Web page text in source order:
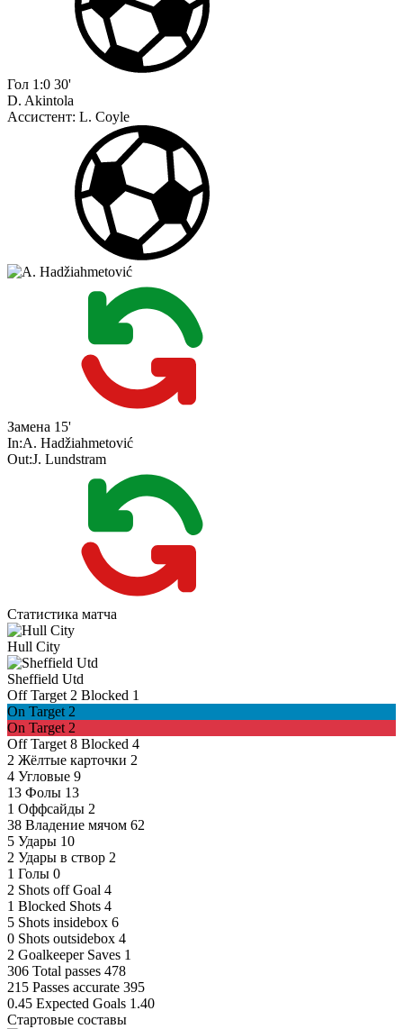
Гол 1:0 30'
D. Akintola
Ассистент: L. Coyle
Замена 15'
In:A. Hadžiahmetović
Out:J. Lundstram
Статистика матча
Hull City
Sheffield Utd
Off Target 2 Blocked 1
On Target 2
On Target 2
Off Target 8 Blocked 4
2 Жёлтые карточки 2
4 Угловые 9
13 Фолы 13
1 Оффсайды 2
38 Владение мячом 62
5 Удары 10
2 Удары в створ 2
1 Голы 0
2 Shots off Goal 4
1 Blocked Shots 4
5 Shots insidebox 6
0 Shots outsidebox 4
2 Goalkeeper Saves 1
306 Total passes 478
215 Passes accurate 395
0.45 Expected Goals 1.40
Стартовые составы